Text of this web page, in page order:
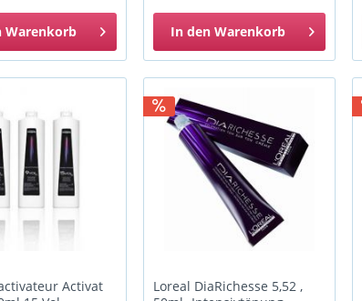
Warenkorb In den Warenkorb
Activat
Loreal DiaRichesse 5,52 ,